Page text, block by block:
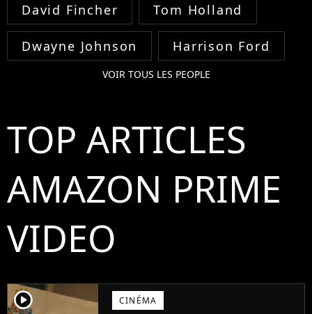
David Fincher Tom Holland
Dwayne Johnson Harrison Ford
VOIR TOUS LES PEOPLE
TOP ARTICLES
AMAZON PRIME
VIDEO
player2 CINÉMA